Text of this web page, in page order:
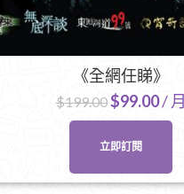
《全網任睇》
$199.00$99.00/ 月
立即訂閱